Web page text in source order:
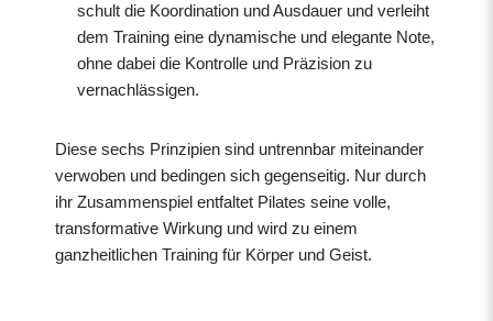
schult die Koordination und Ausdauer und verleiht
dem Training eine dynamische und elegante Note,
ohne dabei die Kontrolle und Präzision zu
vernachlässigen.
Diese sechs Prinzipien sind untrennbar miteinander
verwoben und bedingen sich gegenseitig. Nur durch
ihr Zusammenspiel entfaltet Pilates seine volle,
transformative Wirkung und wird zu einem
ganzheitlichen Training für Körper und Geist.